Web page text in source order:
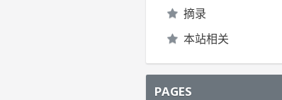
摘录
本站相关
PAGES